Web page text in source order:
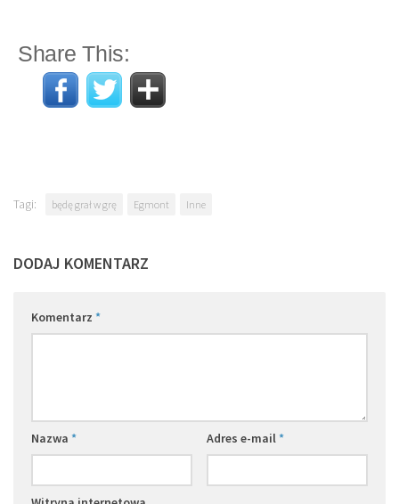
Share This:
Tagi: będę grał w grę Egmont Inne
DODAJ KOMENTARZ
Komentarz *
Nazwa * Adres e-mail*